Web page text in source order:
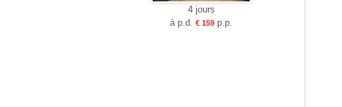
4 jours
à p.d.€ 159 p.p.